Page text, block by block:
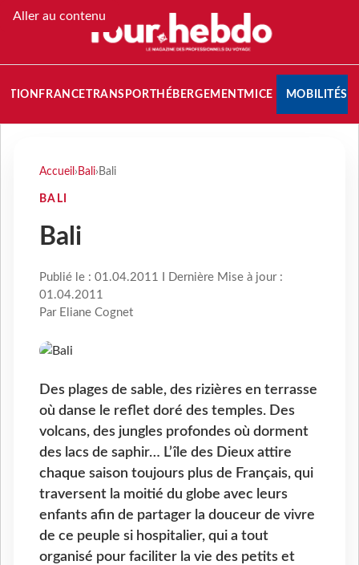
Aller au contenu
FRANCETRANSPORT HÉBERGEMENTMICE MOBILITÉS
Accueil › Bali› Bali
BALI
Bali
Publié le : 01.04.2011 I Dernière Mise à jour :
01.04.2011
Par Eliane Cognet
Des plages de sable, des rizières en terrasse
où danse le reflet doré des temples. Des
volcans, des jungles profondes où dorment
des lacs de saphir… L’île des Dieux attire
chaque saison toujours plus de Français, qui
traversent la moitié du globe avec leurs
enfants afin de partager la douceur de vivre
de ce peuple si hospitalier, qui a tout
organisé pour faciliter la vie des petits et